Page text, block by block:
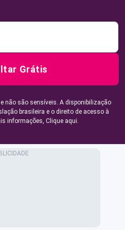
Grátis
não são sensíveis. A disponibilização
brasileira e o direito de acesso à
informações, Clique aqui.